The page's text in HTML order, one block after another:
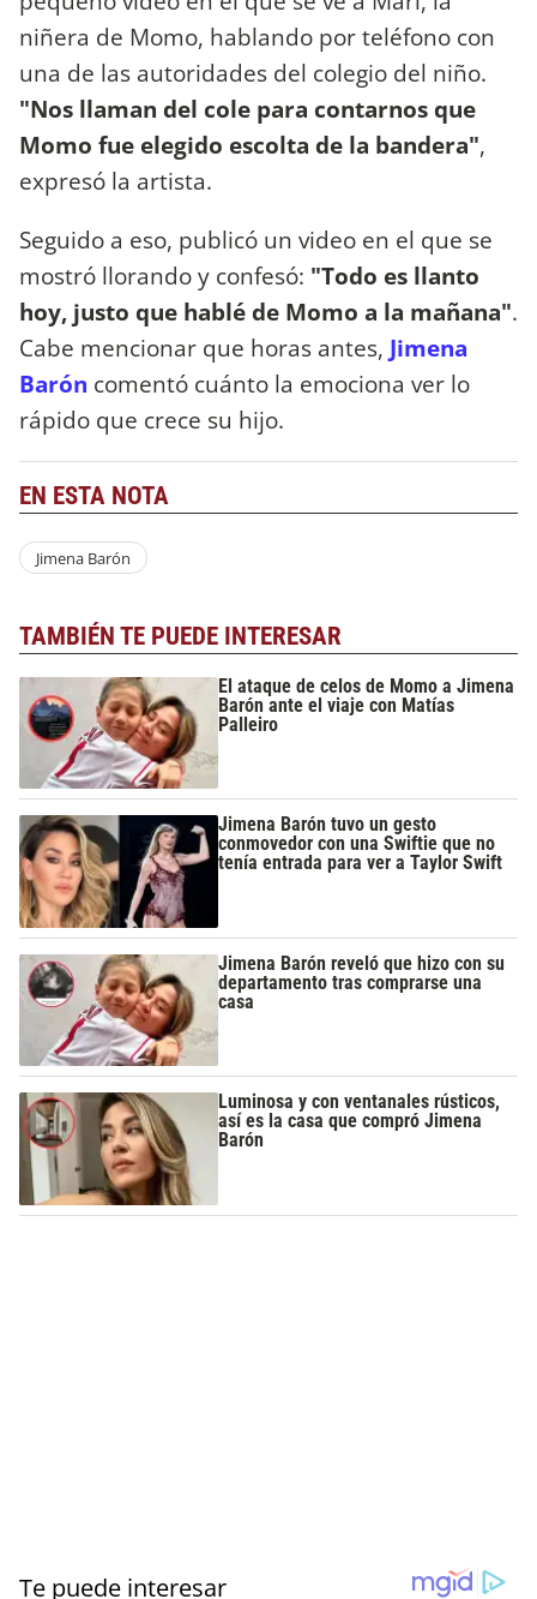
niñera de Momo, hablando por teléfono con
una de las autoridades del colegio del niño.
"Nos llaman del cole para contarnos que
Momo fue elegido escolta de la bandera",
expresó la artista.
Seguido a eso, publicó un video en el que se
mostró llorando y confesó: "Todo es llanto
hoy, justo que hablé de Momo a la mañana".
Cabe mencionar que horas antes, Jimena
Barón comentó cuánto la emociona ver lo
rápido que crece su hijo.
EN ESTA NOTA
Jimena Barón
TAMBIÉN TE PUEDE INTERESAR
El ataque de celos de Momo a Jimena
Barón ante el viaje con Matías
Palleiro
Jimena Barón tuvo un gesto
conmovedor con una Swiftie que no
tenía entrada para ver a Taylor Swift
Jimena Barón reveló que hizo con su
departamento tras comprarse una
casa
Luminosa y con ventanales rústicos,
así es la casa que compró Jimena
Barón